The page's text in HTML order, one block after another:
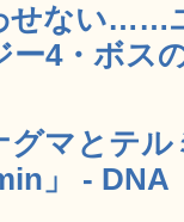
せない……
ー4・ボス
マとテ
」 - DNA